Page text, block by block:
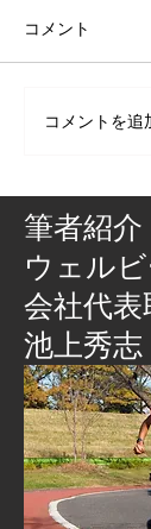
コメント
コメントを
筆者紹介
ウェル
会社代表
池上秀志